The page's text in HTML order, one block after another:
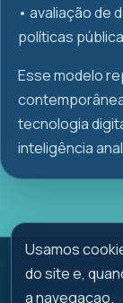
•⁠ ⁠avaliação de
políticas
Esse modelo
tecnologia
inteligência
© 2026 Pop
Usamos
do site e,
a navegacao.